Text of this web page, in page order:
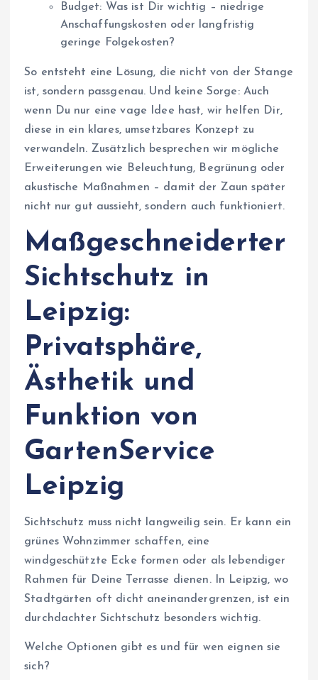
Budget: Was ist Dir wichtig – niedrige
Anschaffungskosten oder langfristig
geringe Folgekosten?
So entsteht eine Lösung, die nicht von der Stange
ist, sondern passgenau. Und keine Sorge: Auch
wenn Du nur eine vage Idee hast, wir helfen Dir,
diese in ein klares, umsetzbares Konzept zu
verwandeln. Zusätzlich besprechen wir mögliche
Erweiterungen wie Beleuchtung, Begrünung oder
akustische Maßnahmen – damit der Zaun später
nicht nur gut aussieht, sondern auch funktioniert.
Maßgeschneiderter
Sichtschutz in
Leipzig:
Privatsphäre,
Ästhetik und
Funktion von
GartenService
Leipzig
Sichtschutz muss nicht langweilig sein. Er kann ein
grünes Wohnzimmer schaffen, eine
windgeschützte Ecke formen oder als lebendiger
Rahmen für Deine Terrasse dienen. In Leipzig, wo
Stadtgärten oft dicht aneinandergrenzen, ist ein
durchdachter Sichtschutz besonders wichtig.
Welche Optionen gibt es und für wen eignen sie
sich?